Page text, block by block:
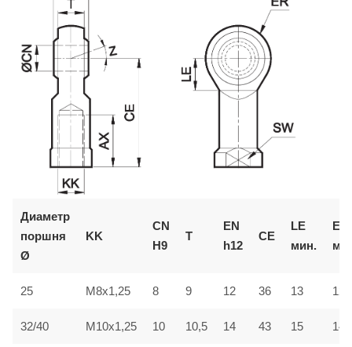
Диаметр
поршня
Ø
KK
CN
H9
T
EN
h12
CE
LE
мин.
ER
25 M8x1,25 8 9 12 36 13 12
32/40 M10x1,25 10 10,5 14 43 15 14